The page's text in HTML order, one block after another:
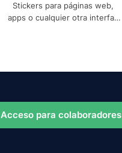
Stickers para páginas web,
apps o cualquier otra interfaz
Acceso para colaboradores